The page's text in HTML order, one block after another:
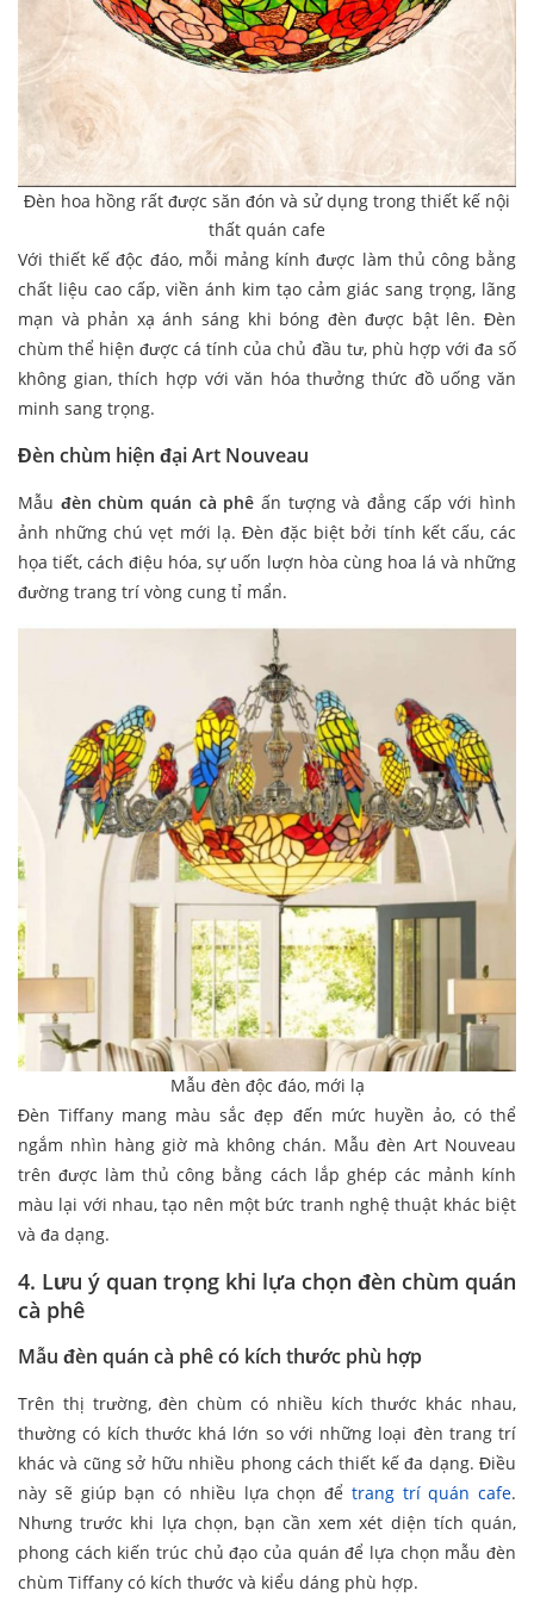
Đèn hoa hồng rất được săn đón và sử dụng trong thiết kế nội
thất quán cafe
Với thiết kế độc đáo, mỗi mảng kính được làm thủ công bằng
chất liệu cao cấp, viền ánh kim tạo cảm giác sang trọng, lãng
mạn và phản xạ ánh sáng khi bóng đèn được bật lên. Đèn
chùm thể hiện được cá tính của chủ đầu tư, phù hợp với đa số
không gian, thích hợp với văn hóa thưởng thức đồ uống văn
minh sang trọng.
Đèn chùm hiện đại Art Nouveau
Mẫu đèn chùm quán cà phê ấn tượng và đẳng cấp với hình
ảnh những chú vẹt mới lạ. Đèn đặc biệt bởi tính kết cấu, các
họa tiết, cách điệu hóa, sự uốn lượn hòa cùng hoa lá và những
đường trang trí vòng cung tỉ mẩn.
Mẫu đèn độc đáo, mới lạ
Đèn Tiffany mang màu sắc đẹp đến mức huyền ảo, có thể
ngắm nhìn hàng giờ mà không chán. Mẫu đèn Art Nouveau
trên được làm thủ công bằng cách lắp ghép các mảnh kính
màu lại với nhau, tạo nên một bức tranh nghệ thuật khác biệt
và đa dạng.
4. Lưu ý quan trọng khi lựa chọn đèn chùm quán
cà phê
Mẫu đèn quán cà phê có kích thước phù hợp
Trên thị trường, đèn chùm có nhiều kích thước khác nhau,
thường có kích thước khá lớn so với những loại đèn trang trí
khác và cũng sở hữu nhiều phong cách thiết kế đa dạng. Điều
này sẽ giúp bạn có nhiều lựa chọn để trang trí quán cafe.
Nhưng trước khi lựa chọn, bạn cần xem xét diện tích quán,
phong cách kiến trúc chủ đạo của quán để lựa chọn mẫu đèn
chùm Tiffany có kích thước và kiểu dáng phù hợp.